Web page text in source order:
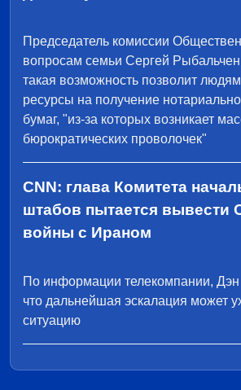
Председатель комиссии
вопросам семьи Сергей
такая возможность позволит
ресурсы на получение
бумаг, "из-за которых возникает
бюрократических проволочек"
CNN: глава Комитета
штабов пытается вывести
войны с Ираном
По информации телекомпании, Дэн
что дальнейшая эскалация может
ситуацию